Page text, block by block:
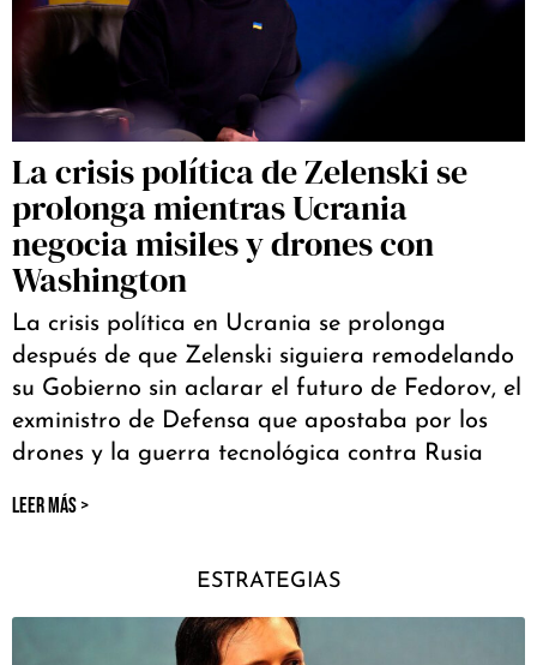
La crisis política de Zelenski se
prolonga mientras Ucrania
negocia misiles y drones con
Washington
La crisis política en Ucrania se prolonga
después de que Zelenski siguiera remodelando
su Gobierno sin aclarar el futuro de Fedorov, el
exministro de Defensa que apostaba por los
drones y la guerra tecnológica contra Rusia
LEER MÁS >
ESTRATEGIAS